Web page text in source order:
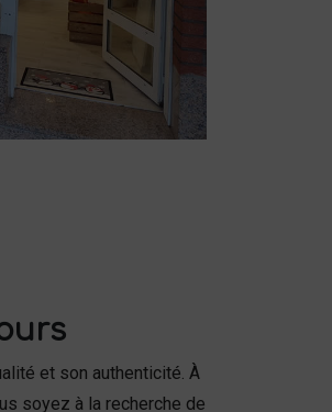
et son authenticité. À
soyez à la recherche de